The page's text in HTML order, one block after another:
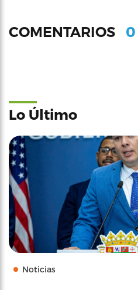
COMENTARIOS 0
Lo Último
Noticias